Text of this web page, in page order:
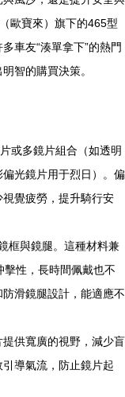
歐寶來）旗下的465型
車友“湊單拿下”的熱門
智的購買決策。
或多鏡片組合（如透明
光鏡片用于烈日）。偏
覺疲勞，提升騎行安
框與鏡腿。這種材料兼
性，長時間佩戴也不
滑鏡腿設計，能適應不
供寬廣的視野，減少盲
導氣流，防止鏡片起